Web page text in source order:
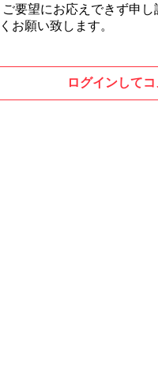
要望にお応えできず申し
お願い致します。
ログインして